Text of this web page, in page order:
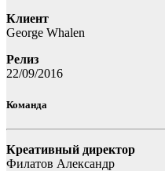
Клиент
George Whalen
Релиз
22/09/2016
Команда
Креативный директор
Филатов Александр